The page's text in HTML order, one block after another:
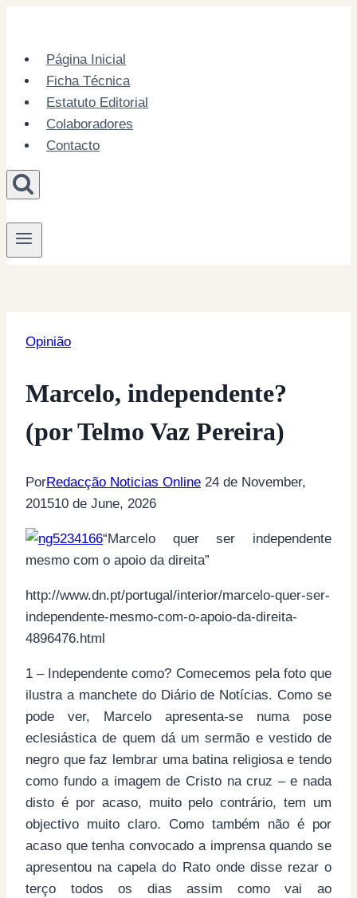
contentPágina Inicial
Ficha Técnica
Estatuto Editorial
Colaboradores
Contacto
Opinião
Marcelo, independente?
(por Telmo Vaz Pereira)
PorRedacção Noticias Online 24 de November,
201510 de June, 2026
“Marcelo quer ser independente
mesmo com o apoio da direita”
http://www.dn.pt/portugal/interior/marcelo-quer-ser-
independente-mesmo-com-o-apoio-da-direita-
4896476.html
1 – Independente como? Comecemos pela foto que
ilustra a manchete do Diário de Notícias. Como se
pode ver, Marcelo apresenta-se numa pose
eclesiástica de quem dá um sermão e vestido de
negro que faz lembrar uma batina religiosa e tendo
como fundo a imagem de Cristo na cruz – e nada
disto é por acaso, muito pelo contrário, tem um
objectivo muito claro. Como também não é por
acaso que tenha convocado a imprensa quando se
apresentou na capela do Rato onde disse rezar o
terço todos os dias assim como vai ao